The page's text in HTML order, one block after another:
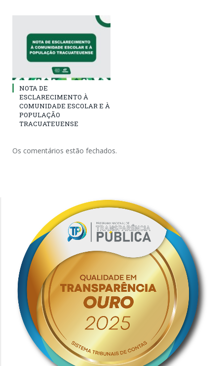
NOTA DE
ESCLARECIMENTO À
COMUNIDADE ESCOLAR E À
POPULAÇÃO
TRACUATEUENSE
Os comentários estão fechados.